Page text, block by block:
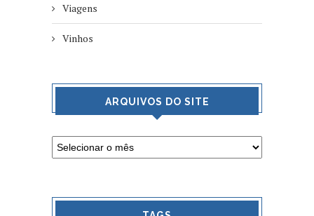
Viagens
Vinhos
ARQUIVOS DO SITE